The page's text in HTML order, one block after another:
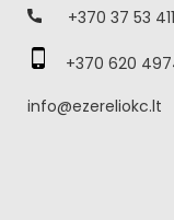
+370 37 53
+370 620
info@ezereliokc.lt